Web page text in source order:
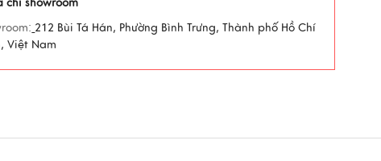
chỉ showroom
212 Bùi Tá Hán, Phường Bình Trưng, Thành phố Hồ Chí
Việt Nam